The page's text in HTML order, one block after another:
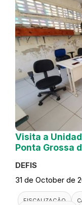
Visita a
Ponta Grossa
DEFIS
31 de October de
FISCALIZAÇÃO